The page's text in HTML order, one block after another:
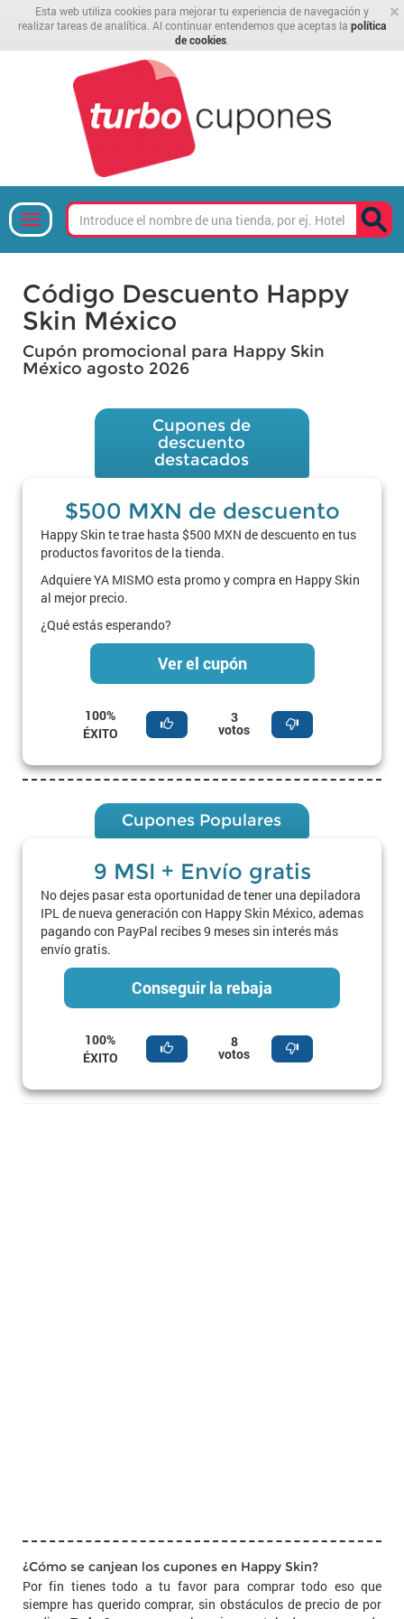
×
Esta web utiliza cookies para mejorar tu experiencia de navegación y
realizar tareas de analítica. Al continuar entendemos que aceptas la política
de cookies
Código Descuento Happy
Skin México
Cupón promocional para Happy Skin
México agosto 2026
Cupones de
descuento
destacados
$500 MXN de descuento
Happy Skin te trae hasta $500 MXN de descuento en tus
productos favoritos de la tienda.
Adquiere YA MISMO esta promo y compra en Happy Skin
al mejor precio.
¿Qué estás esperando?
Ver el cupón
100%
ÉXITO
3
votos
Cupones Populares
9 MSI + Envío gratis
No dejes pasar esta oportunidad de tener una depiladora
IPL de nueva generación con Happy Skin México, ademas
pagando con PayPal recibes 9 meses sin interés más
envío gratis.
Conseguir la rebaja
100%
ÉXITO
8
votos
¿Cómo se canjean los cupones en Happy Skin?
Por fin tienes todo a tu favor para comprar todo eso que
siempre has querido comprar, sin obstáculos de precio de por